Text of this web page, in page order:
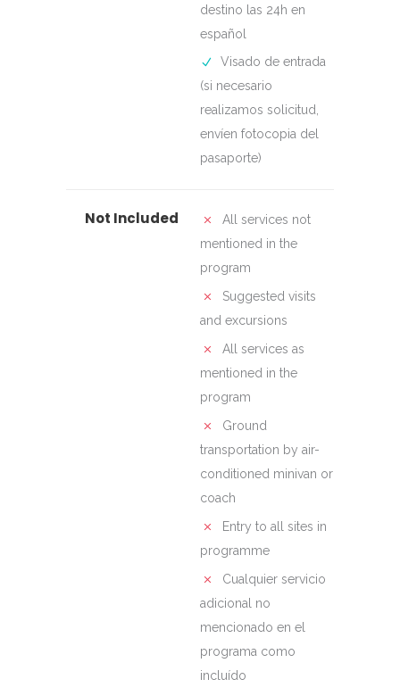
destino las 24h en
español
Visado de entrada
(si necesario
realizamos solicitud,
envíen fotocopia del
pasaporte)
Not Included
All services not
mentioned in the
program
Suggested visits
and excursions
All services as
mentioned in the
program
Ground
transportation by air-
conditioned minivan or
coach
Entry to all sites in
programme
Cualquier servicio
adicional no
mencionado en el
programa como
incluído